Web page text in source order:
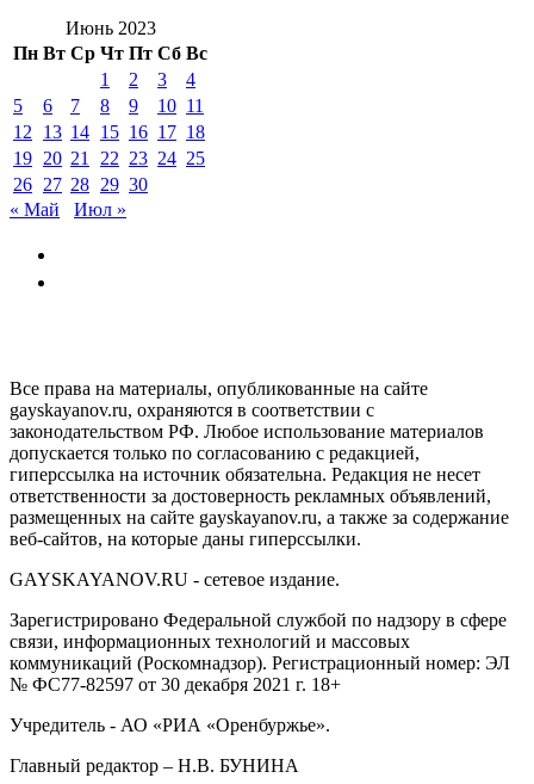
Июнь 2023
Пн Вт Ср Чт Пт Сб Вс
1
2 3
4
5
6 7 8 9 10 11
12
13 14 15 16 17 18
19 20 21 22 23 24 25
26 27 28 29 30
« Май
Июл »
Все права на материалы, опубликованные на сайте
gayskayanov.ru, охраняются в соответствии с
законодательством РФ. Любое использование материалов
допускается только по согласованию с редакцией,
гиперссылка на источник обязательна. Редакция не несет
ответственности за достоверность рекламных объявлений,
размещенных на сайте gayskayanov.ru, а также за содержание
веб-сайтов, на которые даны гиперссылки.
GAYSKAYANOV.RU - сетевое издание.
Зарегистрировано Федеральной службой по надзору в сфере
связи, информационных технологий и массовых
коммуникаций (Роскомнадзор). Регистрационный номер: ЭЛ
№ ФС77-82597 от 30 декабря 2021 г. 18+
Учредитель - АО «РИА «Оренбуржье».
Главный редактор – Н.В. БУНИНА